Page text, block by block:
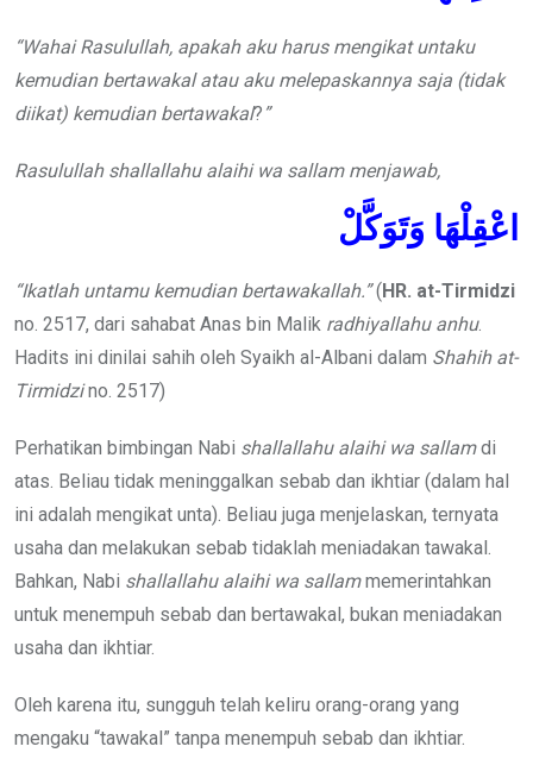
“Wahai Rasulullah, apakah aku harus mengikat untaku
kemudian bertawakal atau aku melepaskannya saja (tidak
diikat) kemudian bertawakal? ”
Rasulullah shallallahu alaihi wa sallam menjawab,
اعْقِلْهَا وَتَوَكَّلْ
“Ikatlah untamu kemudian bertawakallah.”(HR. at-Tirmidzi
no. 2517, dari sahabat Anas bin Malik radhiyallahu anhu.
Hadits ini dinilai sahih oleh Syaikh al-Albani dalam Shahih at-
Tirmidzino. 2517)
Perhatikan bimbingan Nabi shallallahu alaihi wa sallamdi
atas. Beliau tidak meninggalkan sebab dan ikhtiar (dalam hal
ini adalah mengikat unta). Beliau juga menjelaskan, ternyata
usaha dan melakukan sebab tidaklah meniadakan tawakal.
Bahkan, Nabi shallallahu alaihi wa sallammemerintahkan
untuk menempuh sebab dan bertawakal, bukan meniadakan
usaha dan ikhtiar.
Oleh karena itu, sungguh telah keliru orang-orang yang
mengaku “tawakal” tanpa menempuh sebab dan ikhtiar.